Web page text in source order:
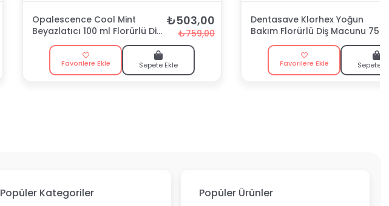
Opalescence Cool Mint
Beyazlatıcı 100 ml Florürlü Diş
Macunu
₺503,00
₺759,00
Favorilere Ekle Sepete Ekle
Dentasave Klorhex Yoğun
Bakım Florürlü Diş Macunu 75
Favorilere Ekle Sepete
Popüler Kategoriler Popüler Ürünler